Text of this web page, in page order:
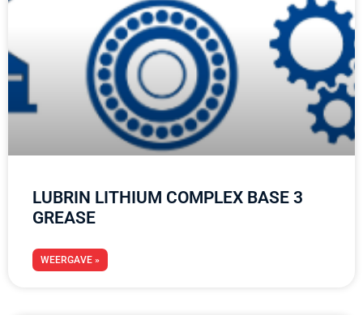
LUBRIN LITHIUM COMPLEX BASE 3
GREASE
WEERGAVE »